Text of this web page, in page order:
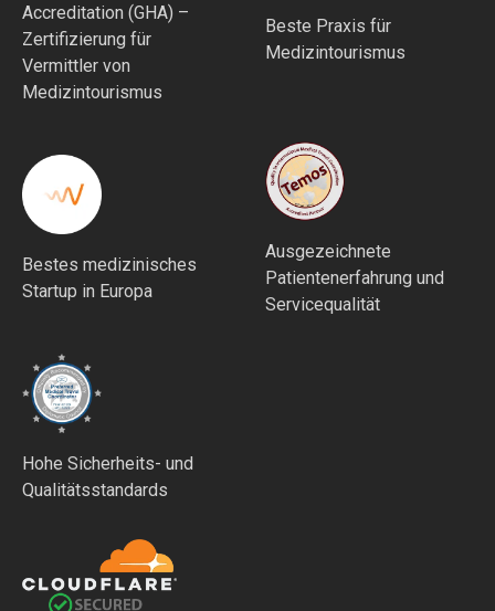
Accreditation (GHA) –
Zertifizierung für
Vermittler von
Medizintourismus
Beste Praxis für
Medizintourismus
Bestes medizinisches
Startup in Europa
Ausgezeichnete
Patientenerfahrung und
Servicequalität
Hohe Sicherheits- und
Qualitätsstandards